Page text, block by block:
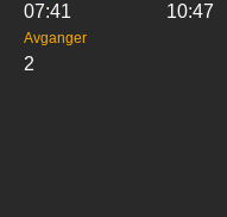
07:41 10:47
Avganger
2